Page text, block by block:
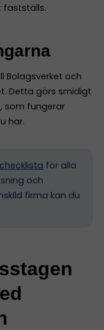
fastställs.
Bolagsverket och
Detta görs smidigt
, som fungerar
har.
för alla
och
firma kan du